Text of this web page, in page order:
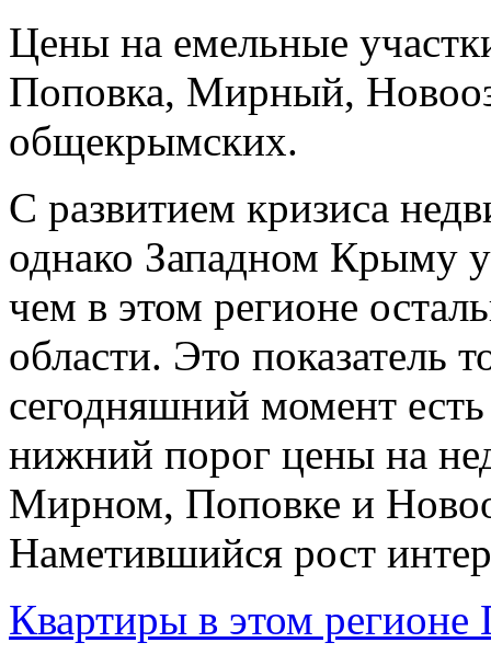
Цены на емельные
Поповка, Мирный,
общекрымских.
С развитием кризиса
однако Западном Крыму
чем в этом регионе
области. Это показатель
сегодняшний момент
нижний порог цены на
Мирном, Поповке и
Наметившийся рост
Квартиры в этом